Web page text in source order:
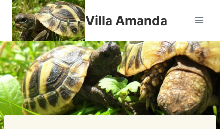
Zum
Inhalt
springen
Villa Amanda